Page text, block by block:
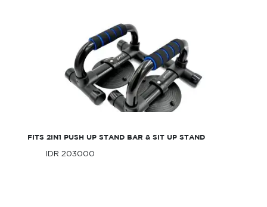
FITS 2IN1 PUSH UP STAND BAR & SIT UP STAND
IDR 203000
FITS 2in1 Push up Stand Bar & Sit up Stand
IDR 203000